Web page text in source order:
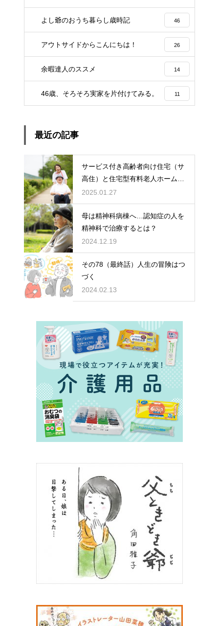
よし爺のおうち暮らし歳時記 46
アウトサイドからこんにちは！ 26
余暇達人のススメ 14
46歳、そろそろ実家を片付けてみる。 11
最近の記事
サービス付き高齢者向け住宅（サ
高住）と住宅型有料老人ホーム：
どちらを選ぶ？
2025.01.27
母は精神科病棟へ…認知症の人を
精神科で治療するとは？
2024.12.19
その78（最終話）人生の冒険はつ
づく
2024.02.13